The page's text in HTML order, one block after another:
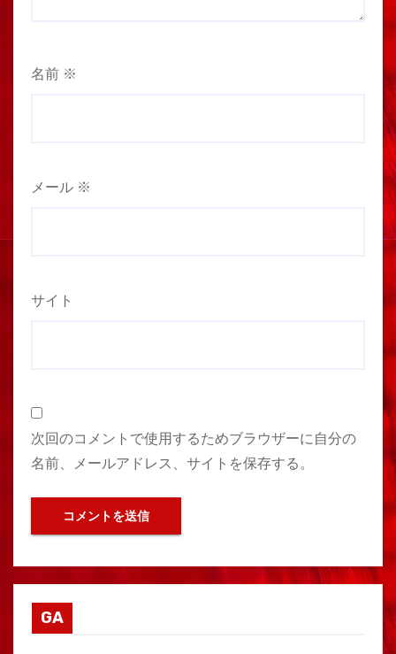
名前 ※
メール ※
サイト
次回のコメントで使用するためブラウザーに自分の
名前、メールアドレス、サイトを保存する。
GA